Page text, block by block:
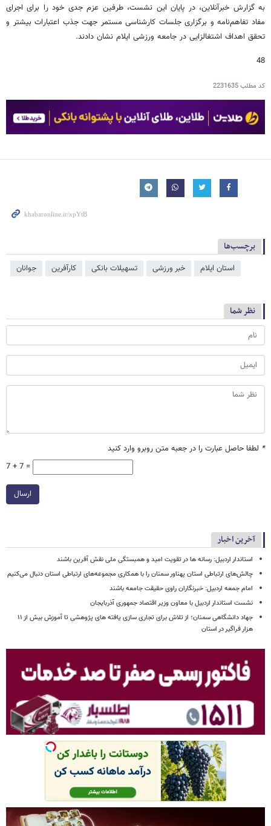
به گزارش خبرآنلاین، در پایان این نشست، طرفین عزم جدی خود را برای اجرای
مفاد تفاهم‌نامه و برگزاری جلسات کارشناسی مستمر جهت جذب اعتبارات بیشتر و
تحقق اهداف اشتغالزایی در جامعه ورزشی ایلام نشان دادند.
48
کد مطلب2231635
برچسب‌ها
استان ایلام خبر ورزشی تسهیلات بانکی کارآفرین جوانان
نظر شما
* لطفا حاصل عبارت را در جعبه متن روبرو وارد کنید
7 + 7 =
ارسال
آخرین اخبار
استاندار اردبیل: رسانه ها در تقویت امید و همبستگی ملی نقش‌ آفرین باشند
چالش‌های ارتباطی استان پهناور سمنان را با همکاری مجموعه‌های ارتباطی استان دنبال می‌کنیم
امام جمعه اردبیل: خبرنگاران راوی حقیقت جامعه باشند
نشست استاندار اردبیل با معاون وزیر اقتصاد جمهوری آذربایجان
جهاد دانشگاهی سمنان؛ از تلاش برای تجاری سازی یافته های پژوهشی تا آموزش بیش از ۱۱
هزار فراگیر در استان